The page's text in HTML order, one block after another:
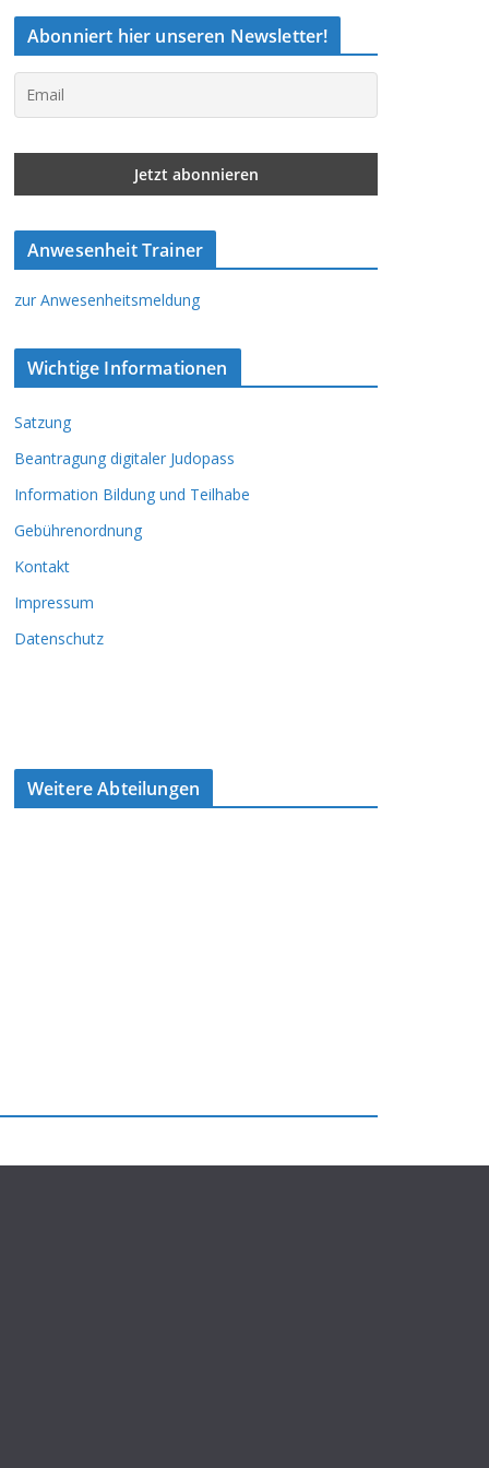
Abonniert hier unseren Newsletter!
Anwesenheit Trainer
zur Anwesenheitsmeldung
Wichtige Informationen
Satzung
Beantragung digitaler Judopass
Information Bildung und Teilhabe
Gebührenordnung
Kontakt
Impressum
Datenschutz
Weitere Abteilungen